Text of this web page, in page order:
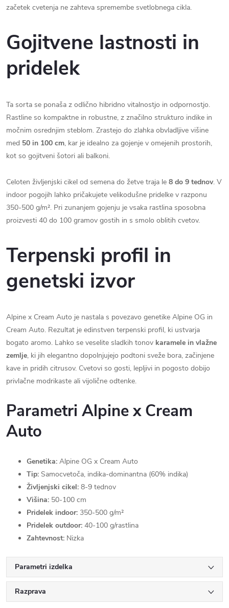
začetek cvetenja ne zahteva spremembe svetlobnega cikla.
Gojitvene lastnosti in
pridelek
Ta sorta se ponaša z odlično hibridno vitalnostjo in odpornostjo.
Rastline so kompaktne in robustne, z značilno strukturo indike in
močnim osrednjim steblom. Zrastejo do zlahka obvladljive višine
med 50 in 100 cm, kar je idealno za gojenje v omejenih prostorih,
kot so gojitveni šotori ali balkoni.
Celoten življenjski cikel od semena do žetve traja le 8 do 9 tednov. V
indoor pogojih lahko pričakujete velikodušne pridelke v razponu
350-500 g/m². Pri zunanjem gojenju je vsaka rastlina sposobna
proizvesti 40 do 100 gramov gostih in s smolo oblitih cvetov.
Terpenski profil in
genetski izvor
Alpine x Cream Auto je nastala s povezavo genetike Alpine OG in
Cream Auto. Rezultat je edinstven terpenski profil, ki ustvarja
bogato aromo. Lahko se veselite sladkih tonov karamele in vlažne
zemlje, ki jih elegantno dopolnjujejo podtoni sveže bora, začinjene
kave in pridih citrusov. Cvetovi so gosti, lepljivi in pogosto dobijo
privlačne modrikaste ali vijolične odtenke.
Parametri Alpine x Cream
Auto
Genetika: Alpine OG x Cream Auto
Tip: Samocvetoča, indika-dominantna (60% indika)
Življenjski cikel: 8-9 tednov
Višina: 50-100 cm
Pridelek indoor: 350-500 g/m²
Pridelek outdoor: 40-100 g/rastlina
Zahtevnost: Nizka
Parametri izdelka
Razprava